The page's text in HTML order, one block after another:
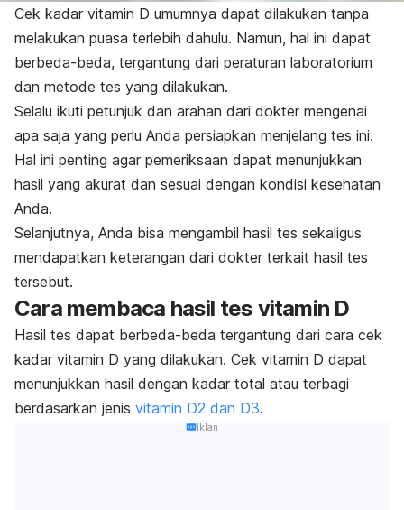
Cek kadar vitamin D umumnya dapat dilakukan tanpa
melakukan puasa terlebih dahulu. Namun, hal ini dapat
berbeda-beda, tergantung dari peraturan laboratorium
dan metode tes yang dilakukan.
Selalu ikuti petunjuk dan arahan dari dokter mengenai
apa saja yang perlu Anda persiapkan menjelang tes ini.
Hal ini penting agar pemeriksaan dapat menunjukkan
hasil yang akurat dan sesuai dengan kondisi kesehatan
Anda.
Selanjutnya, Anda bisa mengambil hasil tes sekaligus
mendapatkan keterangan dari dokter terkait hasil tes
tersebut.
Cara membaca hasil tes vitamin D
Hasil tes dapat berbeda-beda tergantung dari cara cek
kadar vitamin D yang dilakukan. Cek vitamin D dapat
menunjukkan hasil dengan kadar total atau terbagi
berdasarkan jenis vitamin D2 dan D3.
Iklan